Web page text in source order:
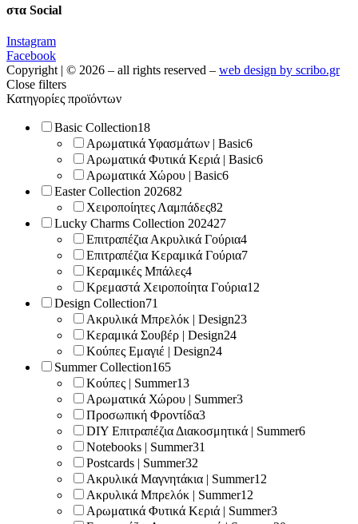
στα Social
Instagram
Facebook
Copyright | © 2026 – all rights reserved – web design by scribo.gr
Close filters
Κατηγορίες προϊόντων
Basic Collection18
Αρωματικά Υφασμάτων | Basic6
Αρωματικά Φυτικά Κεριά | Basic6
Αρωματικά Χώρου | Basic6
Easter Collection 202682
Χειροποίητες Λαμπάδες82
Lucky Charms Collection 202427
Επιτραπέζια Ακρυλικά Γούρια4
Επιτραπέζια Κεραμικά Γούρια7
Κεραμικές Μπάλες4
Κρεμαστά Χειροποίητα Γούρια12
Design Collection71
Ακρυλικά Μπρελόκ | Design23
Κεραμικά Σουβέρ | Design24
Κούπες Εμαγιέ | Design24
Summer Collection165
Κούπες | Summer13
Αρωματικά Χώρου | Summer3
Προσωπική Φροντίδα3
DIY Επιτραπέζια Διακοσμητικά | Summer6
Notebooks | Summer31
Postcards | Summer32
Ακρυλικά Μαγνητάκια | Summer12
Ακρυλικά Μπρελόκ | Summer12
Αρωματικά Φυτικά Κεριά | Summer3